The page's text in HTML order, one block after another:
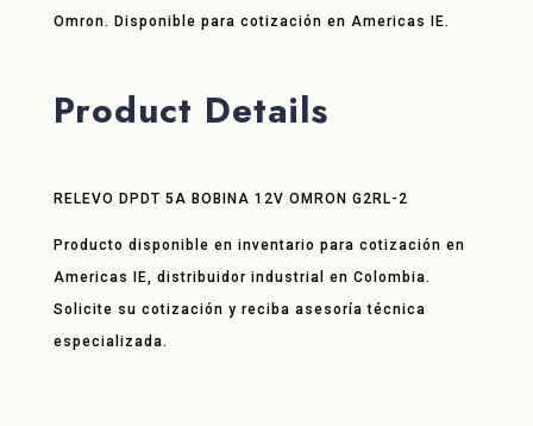
Omron. Disponible para cotización en Americas IE.
Product Details
RELEVO DPDT 5A BOBINA 12V OMRON G2RL-2
Producto disponible en inventario para cotización en
Americas IE, distribuidor industrial en Colombia.
Solicite su cotización y reciba asesoría técnica
especializada.